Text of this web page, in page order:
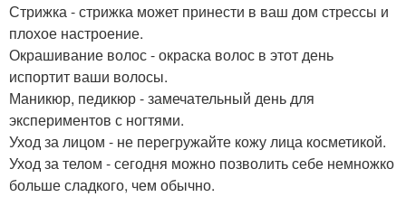
Стрижка - стрижка может принести в ваш дом стрессы и
плохое настроение.
Окрашивание волос - окраска волос в этот день
испортит ваши волосы.
Маникюр, педикюр - замечательный день для
экспериментов с ногтями.
Уход за лицом - не перегружайте кожу лица косметикой.
Уход за телом - сегодня можно позволить себе немножко
больше сладкого, чем обычно.